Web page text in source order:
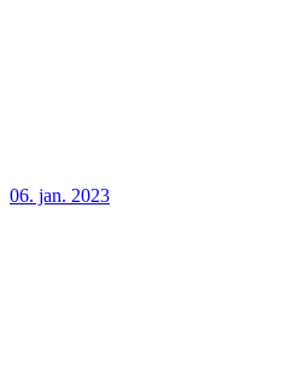
06. jan. 2023